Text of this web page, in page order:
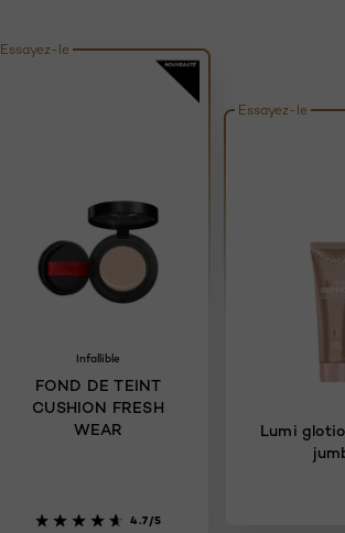
Essayez-le
Infallible
FOND DE TEINT
CUSHION FRESH
WEAR
4.7/5
Essayez-le
Lumi